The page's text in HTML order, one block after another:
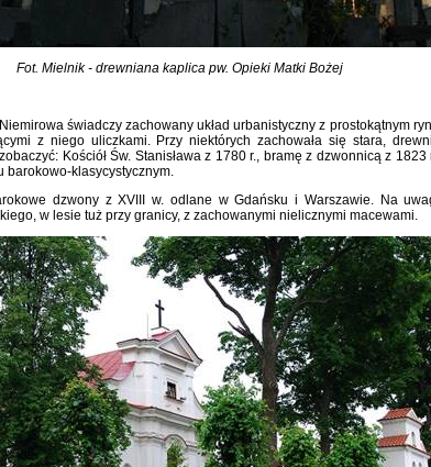
Fot. Mielnik - drewniana kaplica pw. Opieki Matki Bożej
świadczy zachowany układ urbanistyczny z prostokątnym
z niego uliczkami. Przy niektórych zachowała się stara,
Kościół Św. Stanisława z 1780 r., bramę z dzwonnicą z
barokowo-klasycystycznym.
dzwony z XVIII w. odlane w Gdańsku i Warszawie. Na
w lesie tuż przy granicy, z zachowanymi nielicznymi macewami.